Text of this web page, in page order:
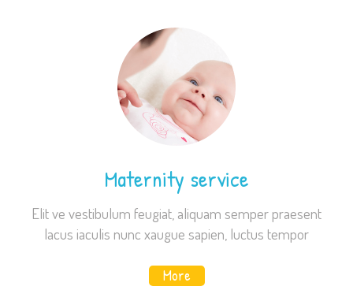
Maternity service
Elit ve vestibulum feugiat, aliquam semper praesent
lacus iaculis nunc xaugue sapien, luctus tempor
More